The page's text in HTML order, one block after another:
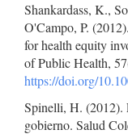
Shankardass, K.,
O'Campo, P.
for health equity
of Public Health,
https://doi.org/
Spinelli, H. (2012).
gobierno. Salud